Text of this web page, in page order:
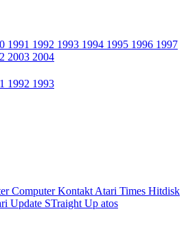
1991 1992 1993 1994 1995 1996 1997
2003 2004
1992 1993
Computer Kontakt Atari Times Hitdisk
Update STraight Up atos